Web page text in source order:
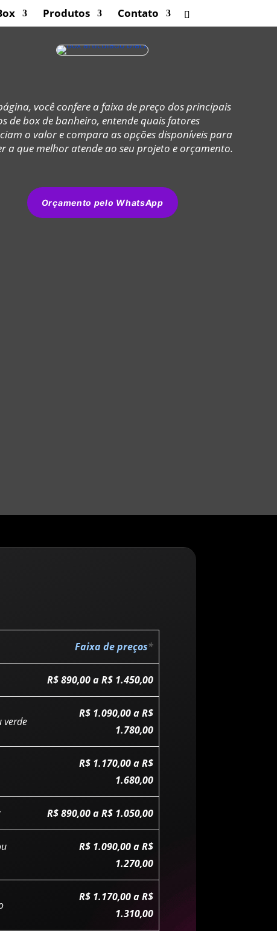
Produtos Contato
você confere a faixa de preço dos principais
de box de banheiro, entende quais fatores
o valor e compara as opções disponíveis para
a que melhor atende ao seu projeto e orçamento.
Orçamento pelo WhatsApp
Faixa de preços*
R$ 890,00 a R$ 1.450,00
verde
R$ 1.090,00 a R$
1.780,00
R$ 1.170,00 a R$
1.680,00
R$ 890,00 a R$ 1.050,00
R$ 1.090,00 a R$
1.270,00
R$ 1.170,00 a R$
1.310,00